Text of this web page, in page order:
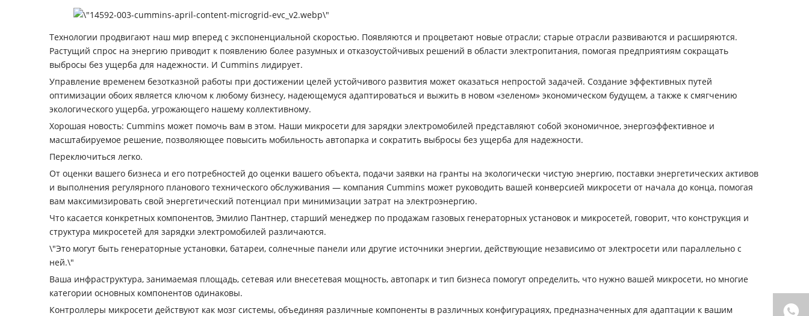
Технологии продвигают наш мир вперед с экспоненциальной скоростью. Появляются и процветают новые отрасли; старые отрасли развиваются и расширяются.
Растущий спрос на энергию приводит к появлению более разумных и отказоустойчивых решений в области электропитания, помогая предприятиям сокращать
выбросы без ущерба для надежности. И Cummins лидирует.
Управление временем безотказной работы при достижении целей устойчивого развития может оказаться непростой задачей. Создание эффективных путей
оптимизации обоих является ключом к любому бизнесу, надеющемуся адаптироваться и выжить в новом «зеленом» экономическом будущем, а также к смягчению
экологического ущерба, угрожающего нашему коллективному.
Хорошая новость: Cummins может помочь вам в этом. Наши микросети для зарядки электромобилей представляют собой экономичное, энергоэффективное и
масштабируемое решение, позволяющее повысить мобильность автопарка и сократить выбросы без ущерба для надежности.
Переключиться легко.
От оценки вашего бизнеса и его потребностей до оценки вашего объекта, подачи заявки на гранты на экологически чистую энергию, поставки энергетических активов
и выполнения регулярного планового технического обслуживания — компания Cummins может руководить вашей конверсией микросети от начала до конца, помогая
вам максимизировать свой энергетический потенциал при минимизации затрат на электроэнергию.
Что касается конкретных компонентов, Эмилио Пантнер, старший менеджер по продажам газовых генераторных установок и микросетей, говорит, что конструкция и
структура микросетей для зарядки электромобилей различаются.
\"Это могут быть генераторные установки, батареи, солнечные панели или другие источники энергии, действующие независимо от электросети или параллельно с
ней.\"
Ваша инфраструктура, занимаемая площадь, сетевая или внесетевая мощность, автопарк и тип бизнеса помогут определить, что нужно вашей микросети, но многие
категории основных компонентов одинаковы.
Контроллеры микросети действуют как мозг системы, объединяя различные компоненты в различных конфигурациях, предназначенных для адаптации к вашим